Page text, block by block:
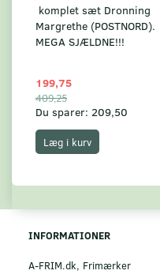
komplet sæt Dronning
Margrethe (POSTNORD).
MEGA SJÆLDNE!!!
199,75
409,25
Du sparer: 209,50
Læg i kurv
INFORMATIONER
A-FRIM.dk, Frimærker